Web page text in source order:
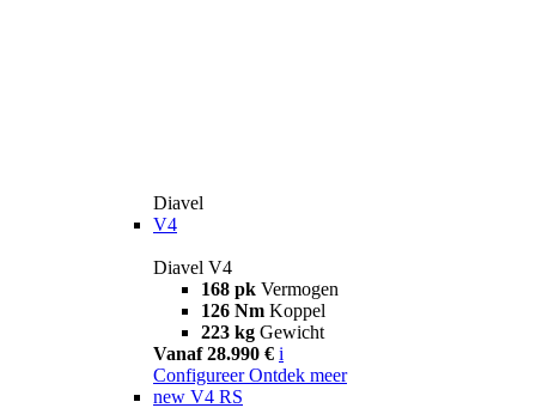
Diavel
V4
Diavel V4
168 pk Vermogen
126 Nm Koppel
223 kg Gewicht
Vanaf 28.990 € i
Configureer Ontdek meer
new V4 RS